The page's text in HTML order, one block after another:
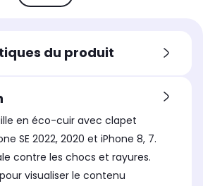
Marque compatible
Apple
Coloris extérieur
Noir
du produit
en éco-cuir avec clapet
SE 2022, 2020 et iPhone 8, 7.
contre les chocs et rayures.
visualiser le contenu